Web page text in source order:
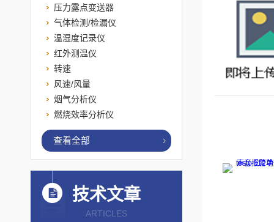
压力露点变送器
气体检测/检漏仪
温湿度记录仪
红外测温仪
转速
风速/风量
烟气分析仪
燃烧效率分析仪
查看全部
技术文章
ARTICLES